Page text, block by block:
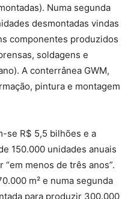
Numa segunda
desmontadas vindas
componentes produzidos
soldagens e
A conterrânea GWM,
pintura e montagem
se R$ 5,5 bilhões e a
150.000 unidades anuais
menos de três anos”.
m² e numa segunda
para produzir 300.000